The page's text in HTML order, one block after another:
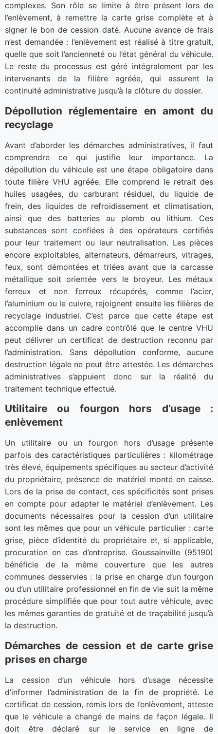
complexes. Son rôle se limite à être présent lors de
l’enlèvement, à remettre la carte grise complète et à
signer le bon de cession daté. Aucune avance de frais
n’est demandée : l’enlèvement est réalisé à titre gratuit,
quelle que soit l’ancienneté ou l’état général du véhicule.
Le reste du processus est géré intégralement par les
intervenants de la filière agréée, qui assurent la
continuité administrative jusqu’à la clôture du dossier.
Dépollution réglementaire en amont du
recyclage
Avant d’aborder les démarches administratives, il faut
comprendre ce qui justifie leur importance. La
dépollution du véhicule est une étape obligatoire dans
toute filière VHU agréée. Elle comprend le retrait des
huiles usagées, du carburant résiduel, du liquide de
frein, des liquides de refroidissement et climatisation,
ainsi que des batteries au plomb ou lithium. Ces
substances sont confiées à des opérateurs certifiés
pour leur traitement ou leur neutralisation. Les pièces
encore exploitables, alternateurs, démarreurs, vitrages,
feux, sont démontées et triées avant que la carcasse
métallique soit orientée vers le broyeur. Les métaux
ferreux et non ferreux récupérés, comme l’acier,
l’aluminium ou le cuivre, rejoignent ensuite les filières de
recyclage industriel. C’est parce que cette étape est
accomplie dans un cadre contrôlé que le centre VHU
peut délivrer un certificat de destruction reconnu par
l’administration. Sans dépollution conforme, aucune
destruction légale ne peut être attestée. Les démarches
administratives s’appuient donc sur la réalité du
traitement technique effectué.
Utilitaire ou fourgon hors d’usage :
enlèvement
Un utilitaire ou un fourgon hors d’usage présente
parfois des caractéristiques particulières : kilométrage
très élevé, équipements spécifiques au secteur d’activité
du propriétaire, présence de matériel monté en caisse.
Lors de la prise de contact, ces spécificités sont prises
en compte pour adapter le matériel d’enlèvement. Les
documents nécessaires pour la cession d’un utilitaire
sont les mêmes que pour un véhicule particulier : carte
grise, pièce d’identité du propriétaire et, si applicable,
procuration en cas d’entreprise. Goussainville (95190)
bénéficie de la même couverture que les autres
communes desservies : la prise en charge d’un fourgon
ou d’un utilitaire professionnel en fin de vie suit la même
procédure simplifiée que pour tout autre véhicule, avec
les mêmes garanties de gratuité et de traçabilité jusqu’à
la destruction.
Démarches de cession et de carte grise
prises en charge
La cession d’un véhicule hors d’usage nécessite
d’informer l’administration de la fin de propriété. Le
certificat de cession, remis lors de l’enlèvement, atteste
que le véhicule a changé de mains de façon légale. Il
doit être déclaré sur le service en ligne de